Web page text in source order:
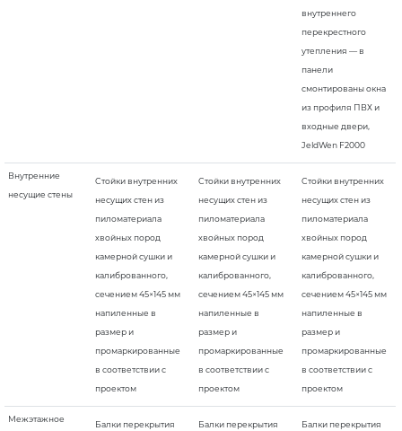
внутреннего
перекрестного
утепления — в
панели
смонтированы окна
из профиля ПВХ и
входные двери,
JeldWen F2000
Внутренние
несущие стены
Стойки внутренних
несущих стен из
пиломатериала
хвойных пород
камерной сушки и
калиброванного,
сечением 45×145 мм
напиленные в
размер и
промаркированные
в соответствии с
проектом
Стойки внутренних
несущих стен из
пиломатериала
хвойных пород
камерной сушки и
калиброванного,
сечением 45×145 мм
напиленные в
размер и
промаркированные
в соответствии с
проектом
Стойки внутренних
несущих стен из
пиломатериала
хвойных пород
камерной сушки и
калиброванного,
сечением 45×145 мм
напиленные в
размер и
промаркированные
в соответствии с
проектом
Межэтажное
Балки перекрытия
Балки перекрытия
Балки перекрытия